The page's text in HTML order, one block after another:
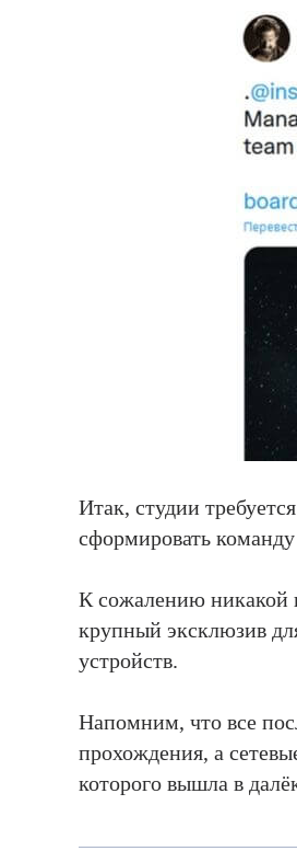
Итак, студии
сформировать команду
К сожалению никакой
крупный эксклюзив
устройств.
Напомним, что все
прохождения, а
которого вышла в